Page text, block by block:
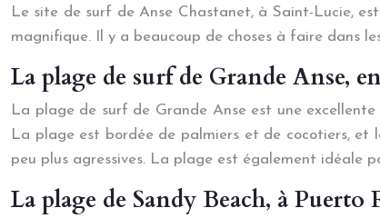
Le site de surf de Anse Chastanet, à Saint-Lucie,
magnifique. Il y a beaucoup de choses à faire dans
La plage de surf de Grande Anse,
La plage de surf de Grande Anse est une
La plage est bordée de palmiers et de cocotiers, et
peu plus agressives. La plage est également idéale
La plage de Sandy Beach, à Puerto